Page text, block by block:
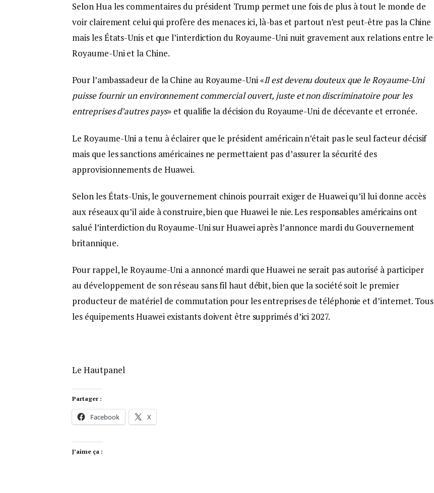
Selon Hua les commentaires du président Trump permet une fois de plus à tout le monde de
voir clairement celui qui profère des menaces ici, là-bas et partout n’est peut-être pas la Chine
mais les États-Unis et que l’interdiction du Royaume-Uni nuit gravement aux relations entre le
Royaume-Uni et la Chine.
Pour l’ambassadeur de la Chine au Royaume-Uni «Il est devenu douteux que le Royaume-Uni
puisse fournir un environnement commercial ouvert, juste et non discriminatoire pour les
entreprises d’autres pays» et qualifie la décision du Royaume-Uni de décevante et erronée.
Le Royaume-Uni a tenu à éclairer que le président américain n’était pas le seul facteur décisif
mais que les sanctions américaines ne permettaient pas d’assurer la sécurité des
approvisionnements de Huawei.
Selon les États-Unis, le gouvernement chinois pourrait exiger de Huawei qu’il lui donne accès
aux réseaux qu’il aide à construire, bien que Huawei le nie. Les responsables américains ont
salué l’interdiction du Royaume-Uni sur Huawei après l’annonce mardi du Gouvernement
britannique.
Pour rappel, le Royaume-Uni a annoncé mardi que Huawei ne serait pas autorisé à participer
au développement de son réseau sans fil haut débit, bien que la société soit le premier
producteur de matériel de commutation pour les entreprises de téléphonie et d’internet. Tous
les équipements Huawei existants doivent être supprimés d’ici 2027.
Le Hautpanel
Partager :
Facebook X
J’aime ça :